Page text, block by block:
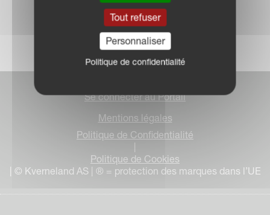
Se connecter au Portail
Mentions légales
Politique de Confidentialité
Politique de Cookies
| © Kverneland AS | ® = protection des marques dans l’UE
Tout refuser
Personnaliser
Politique de confidentialité